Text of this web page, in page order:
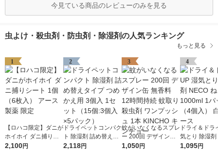
今見ている商品のレビューのみを見る
虫よけ・殺虫剤・防虫剤・除湿剤の人気ランキング
もっと見る
1
【ロハコ限定】ダニが
ホイホイ ダニ捕りシ
ート 1個（6枚入） ア
2,100円
2
ドライペットコンパク
ト 除湿剤 詰め替えタ
イプ つめかえ用 3個
2,118円
3
蚊がいなくなるスプレ
ー 200回 デザイン缶
無香料 12時間持続 蚊
1,050円
4
ドライ＆ドラ
気とり 除湿剤
ねこ 1000ml
1,095円